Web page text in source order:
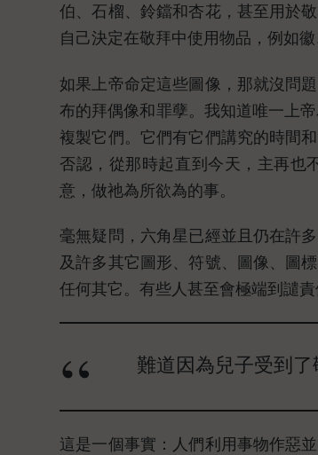
伯、石榴、鈴鐺和杏花，甚至用於
自己決定在敬拜中使用物品，例如徽
如果上帝命定這些圖像，那就沒問
布的拜偶像和罪孽。我知道唯一上
複製它們。它們有它們講究的時間
否認，從那時起直到今天，主再也
意，做祂為所欲為的事。
毫無疑問，六角星已經並且仍在許
及許多其它圖形、符號、圖像、圖
任何其它。有些人甚至會極端到譴
難道因為兒子受到
這是一個事實：人們利用事物作惡